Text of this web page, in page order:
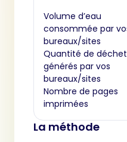
Volume d’eau
consommée par
bureaux/sites
Quantité de
générés par vos
bureaux/sites
Nombre de pages
imprimées
La méthode